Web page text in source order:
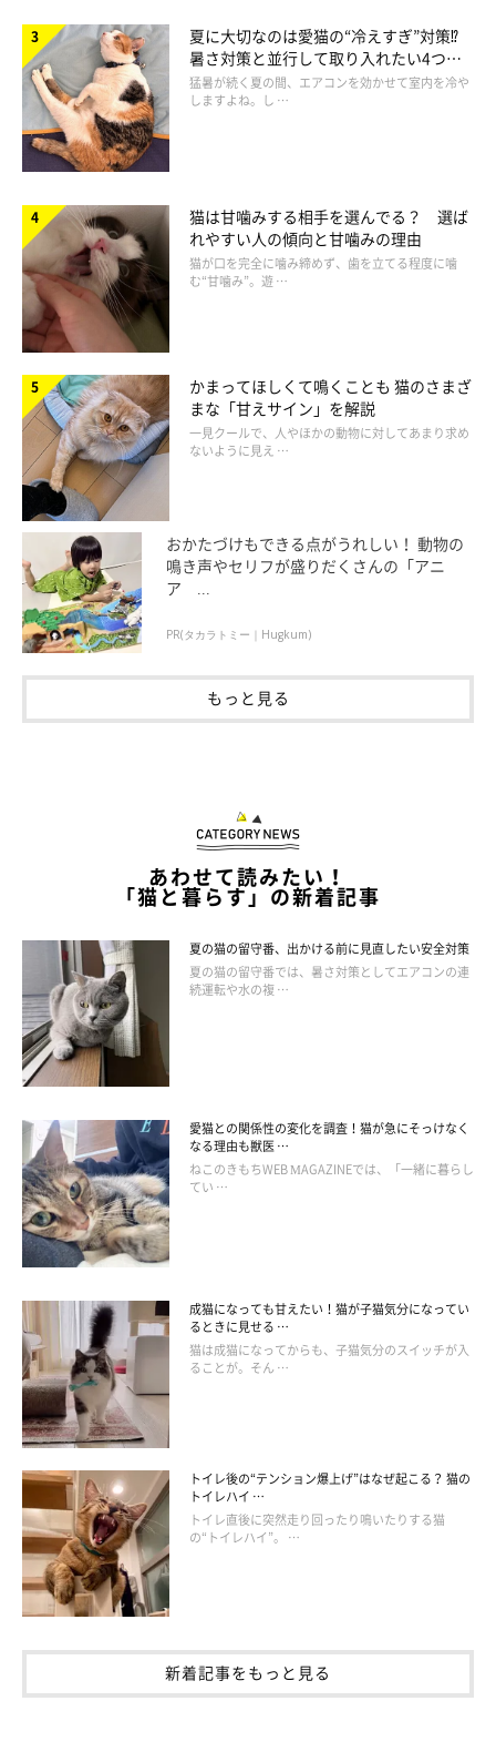
歯ブラシかみかみ磨きをやってみよう
STEP1．まず、ブラシが小さくて柔らかい、猫用の歯ブラシを用
STEP2．歯ブラシが乾燥していると痛がるため、歯磨き粉代わり
に、ペースト状のおやつを歯ブラシにつけましょう。
STEP3．歯ブラシを猫の口元に持っていき、自由に噛ませます。
奥の歯で噛ませましょう。
STEP4．できそうなら、上の奥の歯だけササッと磨きます。まず
親指で唇の端を引っ張り、臼歯に歯ブラシを当て、小刻みに左右
に動かして。慣れてきたら、ほかの歯も同様に磨きましょう。
猫の歯磨きと聞くとなかなかハードルが高いと感じるかもしれま
せんが、先述したように、愛猫が健康で長生きするためにも大切
なお手入れのひとつです。今回の内容も参考に、猫に苦手意識を
抱かせないよう、少しずつ慣らして挑戦していきましょう。
お話を伺った先生／中桐由貴先生（アニマル・ケアサロンFLORA
院長 日本ペットマッサージ協会理事）
参考／「ねこのきもち」2019年3月号『「やらなきゃ」には理由
がある 病気・ケガから愛猫を守るお手入れ』
※写真はスマホアプリ「いぬ・ねこのきもち」で投稿されたもの
※記事と写真に関連性はありませんので予めご了承ください。
夏に大切なのは愛猫の“冷えすぎ”対策⁉
暑さ対策と並行して取り入れたい4つの
工夫
猛暑が続く夏の間、エアコンを効かせて室内を冷や
しますよね。し …
猫は甘噛みする相手を選んでる？ 選ば
れやすい人の傾向と甘噛みの理由
猫が口を完全に噛み締めず、歯を立てる程度に噛
む“甘噛み”。遊 …
かまってほしくて鳴くことも 猫のさまざ
まな「甘えサイン」を解説
一見クールで、人やほかの動物に対してあまり求め
ないように見え …
おかたづけもできる点がうれしい！ 動物の
鳴き声やセリフが盛りだくさんの「アニ
ア ...
PR(タカラトミー｜Hugkum)
もっと見る
あわせて読みたい！
「猫と暮らす」の新着記事
夏の猫の留守番、出かける前に見直したい安全対策
夏の猫の留守番では、暑さ対策としてエアコンの連
続運転や水の複 …
愛猫との関係性の変化を調査！猫が急にそっけなく
なる理由も獣医 …
ねこのきもちWEB MAGAZINEでは、「一緒に暮らし
てい …
成猫になっても甘えたい！猫が子猫気分になってい
るときに見せる …
猫は成猫になってからも、子猫気分のスイッチが入
ることが。そん …
トイレ後の“テンション爆上げ”はなぜ起こる？ 猫の
トイレハイ …
トイレ直後に突然走り回ったり鳴いたりする猫
の“トイレハイ”。 …
新着記事をもっと見る